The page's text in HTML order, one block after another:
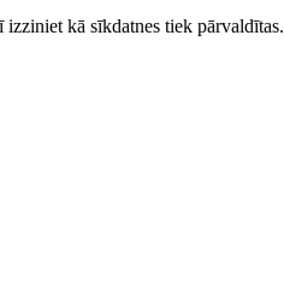
kā sīkdatnes tiek pārvaldītas.